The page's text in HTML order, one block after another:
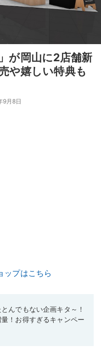
が岡山に2店舗新
や嬉しい特典も
9月8日
ップはこちら
んでもない企画キタ～！
！お得すぎるキャンペー